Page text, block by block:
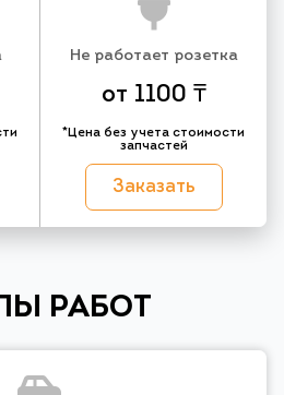
Не работает розетка
от 1100 ₸
*Цена без учета стоимости
запчастей
Заказать
РАБОТ